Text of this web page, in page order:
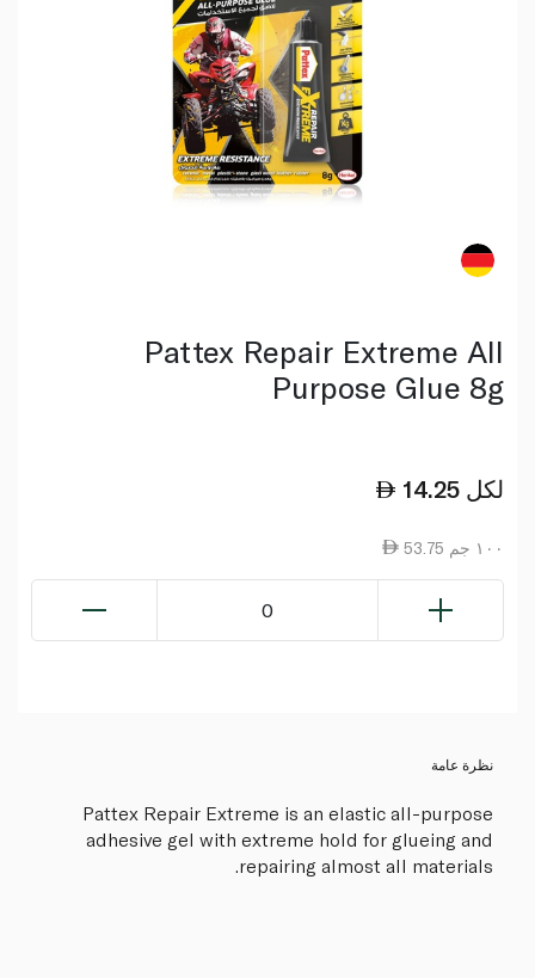
Pattex Repair Extreme All
Purpose Glue 8g
14.25 لكل
53.75 ١٠٠ جم
0
نظرة عامة
Pattex Repair Extreme is an elastic all-purpose
adhesive gel with extreme hold for glueing and
repairing almost all materials.